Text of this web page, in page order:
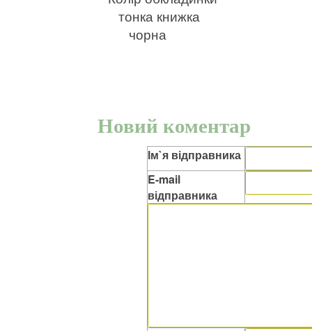
тонка книжка
чорна
Новий коментар
Ім`я відправника
E-mail
відправника